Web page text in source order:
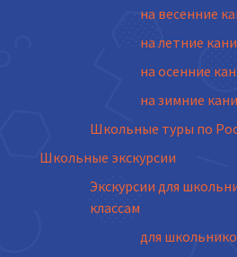
на весенние
на летние
на осенние
на зимние
Школьные туры по
Школьные экскурсии
Экскурсии для
классам
для